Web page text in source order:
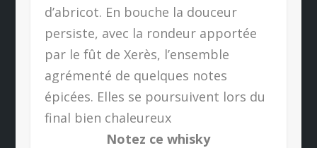
d’abricot. En bouche la douceur
persiste, avec la rondeur apportée
par le fût de Xerès, l’ensemble
agrémenté de quelques notes
épicées. Elles se poursuivent lors du
final bien chaleureux
Notez ce whisky